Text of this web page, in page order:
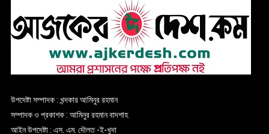
উপদেষ্টা সম্পাদক : খন্দকার আমিনুর রহমান
সম্পাদক ও প্রকাশক : আমিনুর রহমান বাদশাহ
আইন উপদেষ্টা : এস. এম. দৌলত -ই-খুদা